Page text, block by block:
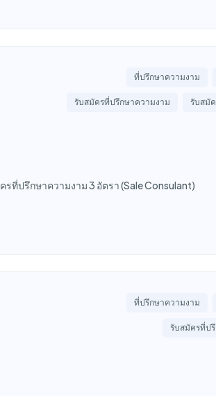
ที่ปรึกษาความงาม
รับสมัครที่ปรึกษาความงาม รับสมั
ที่ปรึกษาความงาม 3 อัตรา (Sale Consulant)
ที่ปรึกษาความงาม
รับสมัครที่ป